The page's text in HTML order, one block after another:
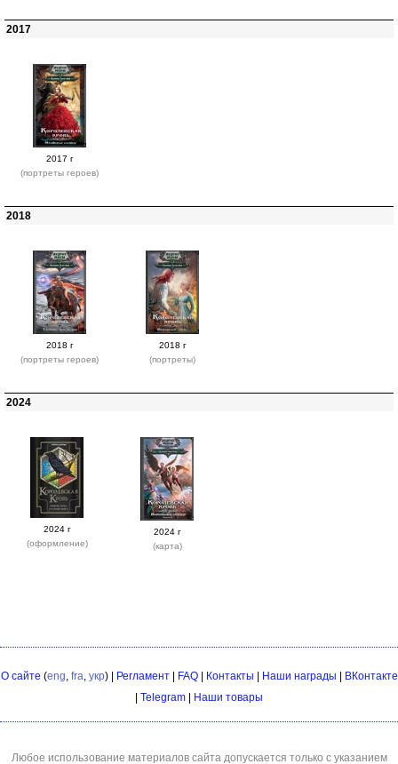
2017
2017 г
(портреты героев)
2018
2018 г
(портреты героев)
2018 г
(портреты)
2024
2024 г
(оформление)
2024 г
(карта)
О сайте (eng, fra, укр) | Регламент| FAQ| Контакты Наши награды
ВКонтакте
Telegram Наши товары
Любое использование материалов сайта допускается только с указанием